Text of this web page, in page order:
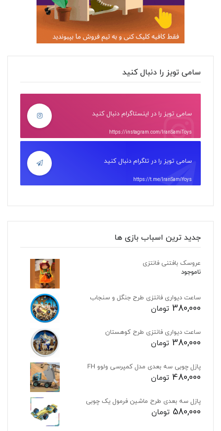
سامی تویز را دنبال کنید
سامی تویز را در اینستاگرام دنبال کنید
https://instagram.com/IranSamiToys
سامی تویز را در تلگرام دنبال کنید
https://t.me/IranSamiYoys
جدید ترین اسباب بازی ها
عروسک بافتنی فانتزی
ناموجود
ساعت دیواری فانتزی طرح جنگل و سنجاب
380,000 تومان
ساعت دیواری فانتزی طرح کوهستان
380,000 تومان
پازل چوبی سه بعدی مدل کمپرسی ولوو FH
480,000 تومان
پازل سه بعدی طرح ماشین فرمول یک چوبی
580,000 تومان